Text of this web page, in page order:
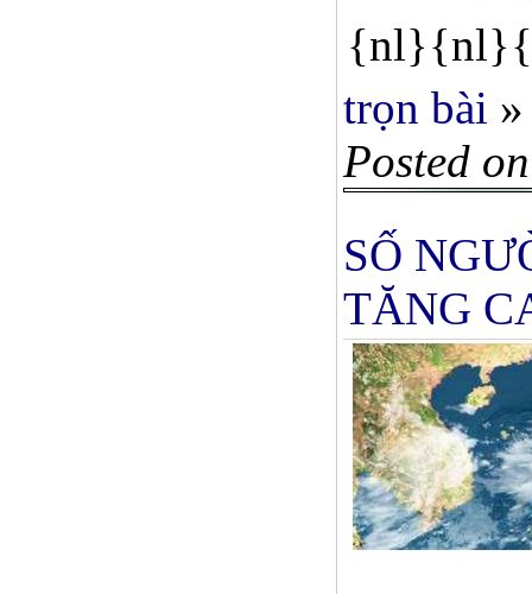
trọn bài »
Posted
SỐ
TĂNG